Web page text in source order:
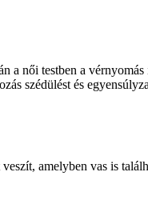
női testben a
szédülést és
amelyben vas is